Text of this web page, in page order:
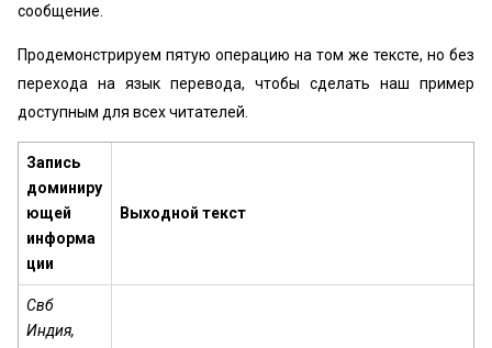
сообщение.
Продемонстрируем пятую операцию на том же тексте, но без
перехода на язык перевода, чтобы сделать наш пример
доступным для всех читателей.
Запись
доминиру
ющей
информа
ции
Выходной текст
Свб
Индия,